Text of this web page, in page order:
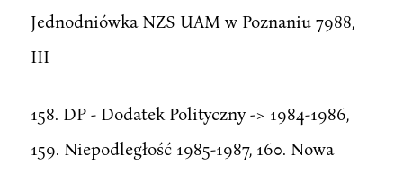
Jednodniówka NZS UAM w Poznaniu 7988,
III
158. DP - Dodatek Polityczny -> 1984-1986,
159. Niepodległość 1985-1987, 160. Nowa